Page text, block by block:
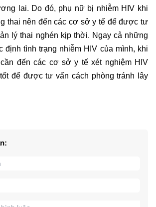
lai. Do đó, phụ nữ bị nhiễm HIV khi
thai nên đến các cơ sở y tế để được tư
lý thai nghén kịp thời. Ngay cả những
định tình trạng nhiễm HIV của mình, khi
đến các cơ sở y tế xét nghiệm HIV
để được tư vấn cách phòng tránh lây